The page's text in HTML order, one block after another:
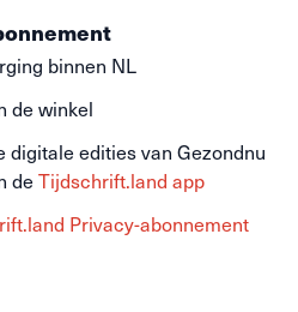
binnen NL
de winkel
digitale edities van Gezondnu
de Tijdschrift.land app
Privacy-abonnement